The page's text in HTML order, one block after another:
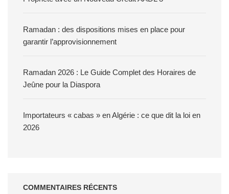
Ramadan : des dispositions mises en place pour
garantir l’approvisionnement
Ramadan 2026 : Le Guide Complet des Horaires de
Jeûne pour la Diaspora
Importateurs « cabas » en Algérie : ce que dit la loi en
2026
COMMENTAIRES RÉCENTS